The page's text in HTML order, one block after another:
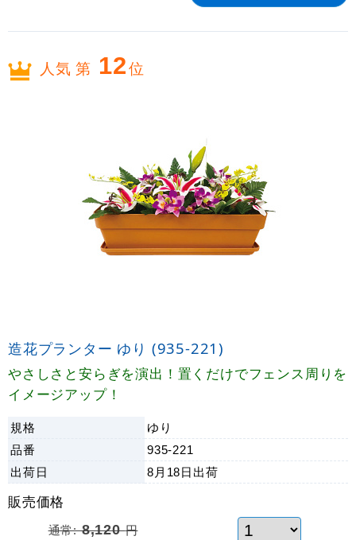
人気 第 12位
造花プランター ゆり (935-221)
やさしさと安らぎを演出！置くだけでフェンス周りを
イメージアップ！
規格
ゆり
品番
935-221
出荷日 8月18日 出荷
販売価格
通常:8,120円